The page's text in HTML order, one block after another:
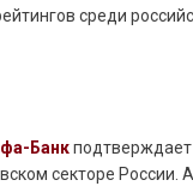
среди
Банк
секторе России.